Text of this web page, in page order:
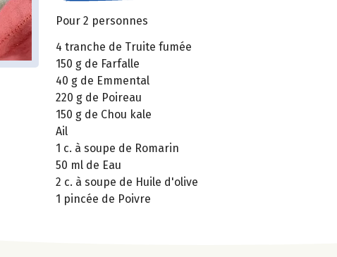
Pour 2 personnes
4 tranche de Truite fumée
150 g de Farfalle
40 g de Emmental
220 g de Poireau
150 g de Chou kale
Ail
1 c. à soupe de Romarin
50 ml de Eau
2 c. à soupe de Huile d'olive
1 pincée de Poivre